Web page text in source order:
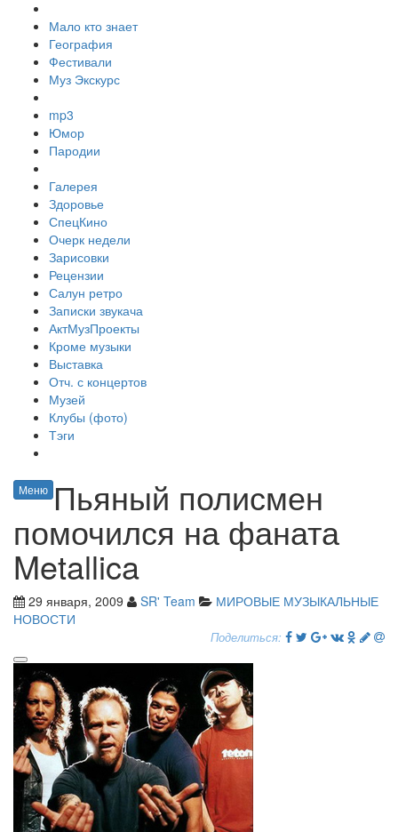
Мало кто знает
География
Фестивали
Муз Экскурс
mp3
Юмор
Пародии
Галерея
Здоровье
СпецКино
Очерк недели
Зарисовки
Рецензии
Салун ретро
Записки звукача
АктМузПроекты
Кроме музыки
Выставка
Отч. с концертов
Музей
Клубы (фото)
Тэги
Меню Пьяный полисмен
помочился на фаната
Metallica
29 января, 2009 SR' Team
МИРОВЫЕ МУЗЫКАЛЬНЫЕ
НОВОСТИ
Поделиться: